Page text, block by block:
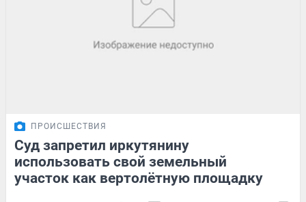
ПРОИСШЕСТВИЯ
Суд запретил иркутянину
использовать свой земельный
участок как вертолётную площадку